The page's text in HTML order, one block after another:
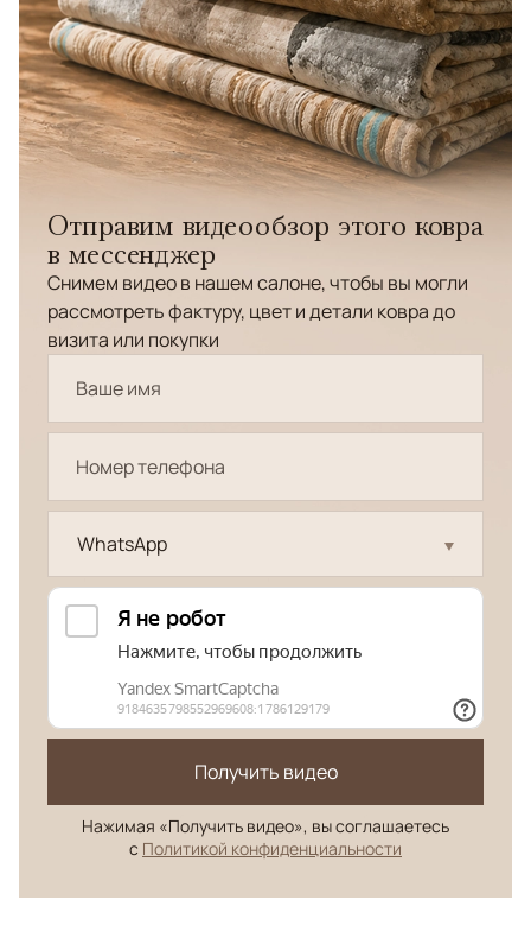
Отправим видеообзор этого ковра
в мессенджер
Снимем видео в нашем салоне, чтобы вы могли
рассмотреть фактуру, цвет и детали ковра до
визита или покупки
WhatsApp
Получить видео
Нажимая «Получить видео», вы соглашаетесь
с Политикой конфиденциальности